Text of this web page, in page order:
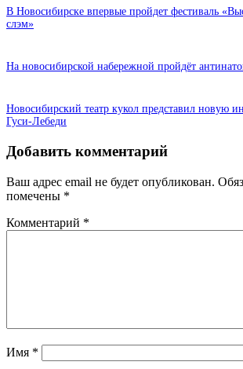
В Новосибирске впервые пройдет фестиваль
слэм»
На новосибирской набережной пройдёт
Новосибирский театр кукол представил новую
Гуси‑Лебеди
Добавить комментарий
Ваш адрес email не будет опубликован.
помечены *
Комментарий *
Имя *